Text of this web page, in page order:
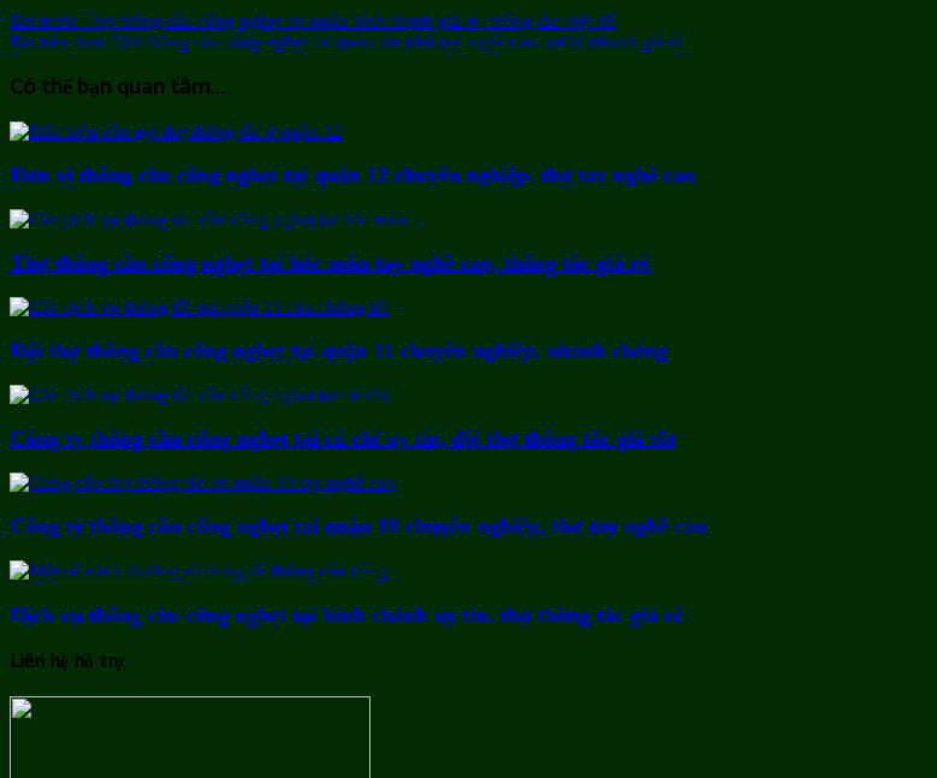
Bài trước Thợ thông cầu cống nghẹt tại quận bình thạnh giá rẻ, thông tắc triệt để
Bài tiếp theo Thợ thông cầu cống nghẹt tại quận tân phú tay nghề cao, xử lý nhanh giá rẻ
Có thể bạn quan tâm...
Đơn vị thông cầu cống nghẹt tại quận 12 chuyên nghiệp, thợ tay nghề cao
Thợ thông cầu cống nghẹt tại hóc môn tay nghề cao, thông tắc giá rẻ
Đội thợ thông cầu cống nghẹt tại quận 11 chuyên nghiệp, nhanh chóng
Công ty thông cầu cống nghẹt tại củ chi uy tín, đội thợ thông tắc giá tốt
Công ty thông cầu cống nghẹt tại quận 10 chuyên nghiệp, thợ tay nghề cao
Dịch vụ thông cầu cống nghẹt tại bình chánh uy tín, thợ thông tắc giá rẻ
Liên hệ hỗ trợ